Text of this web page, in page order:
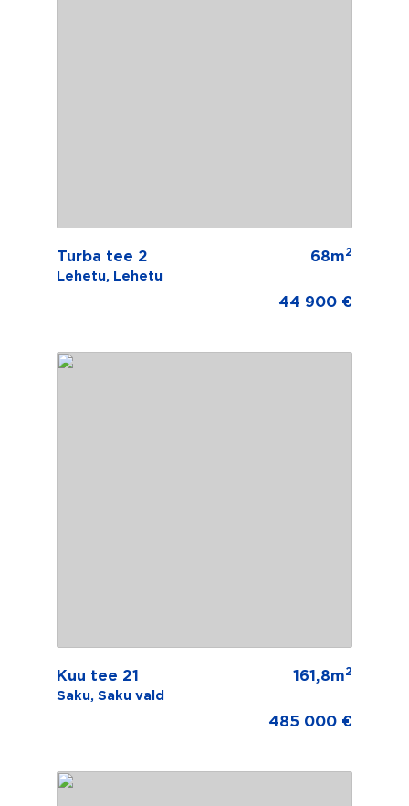
Turba tee 2
Lehetu, Lehetu
68m2
44 900 €
Kuu tee 21
Saku, Saku vald
161,8m2
485 000 €